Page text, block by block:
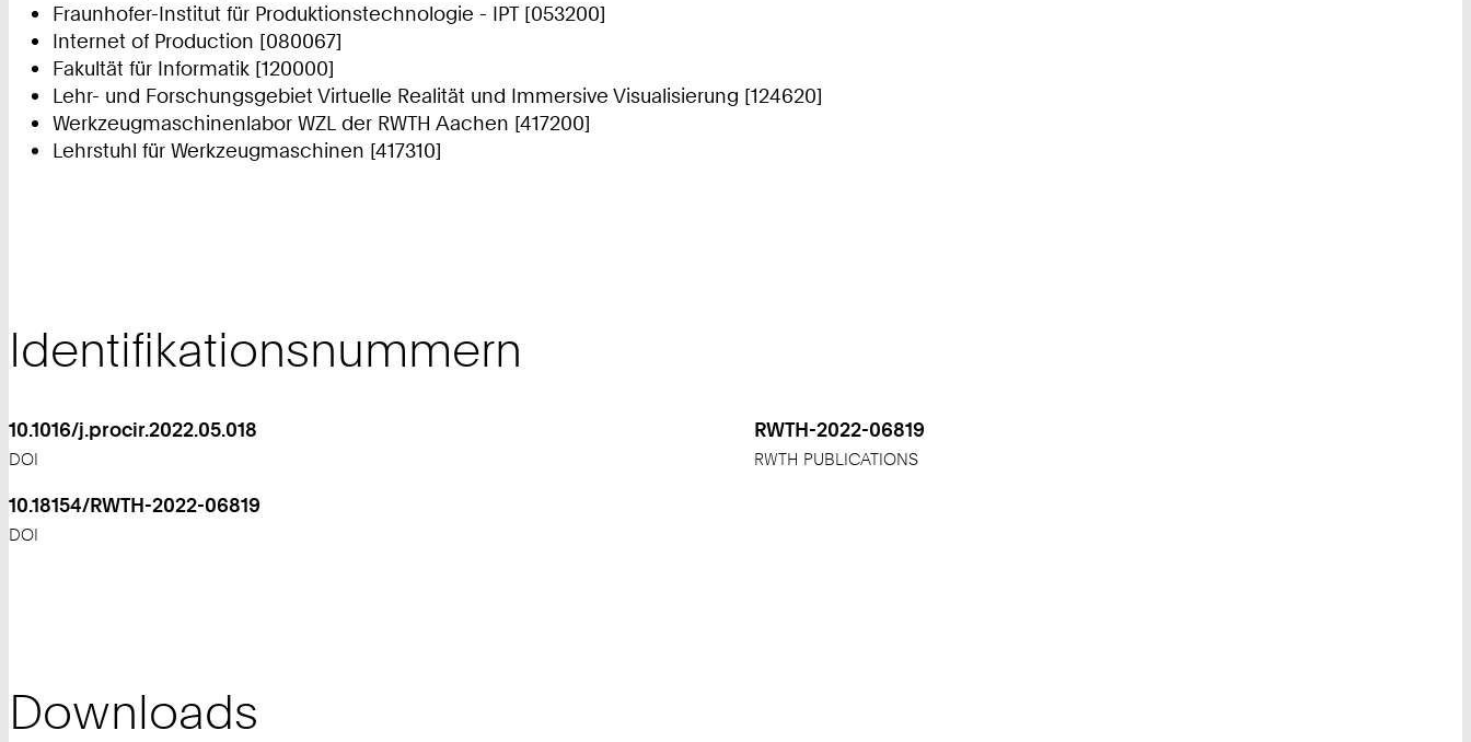
Fraunhofer-Institut für Produktionstechnologie - IPT [053200]
Internet of Production [080067]
Fakultät für Informatik [120000]
Lehr- und Forschungsgebiet Virtuelle Realität und Immersive Visualisierung [124620]
Werkzeugmaschinenlabor WZL der RWTH Aachen [417200]
Lehrstuhl für Werkzeugmaschinen [417310]
Identifikationsnummern
10.1016/j.procir.2022.05.018
DOI
10.18154/RWTH-2022-06819
DOI
RWTH-2022-06819
RWTH PUBLICATIONS
Downloads